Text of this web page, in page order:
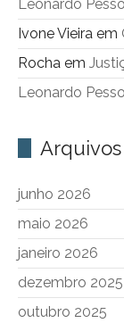
Leonardo
Ivone Vieira em
Rocha em
Leonardo
Arquivos
junho 2026
maio 2026
janeiro 2026
dezembro 2025
outubro 2025